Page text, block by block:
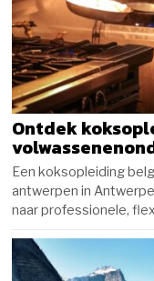
Ontdek
Een koksopleiding
antwerpen in
naar professionele,